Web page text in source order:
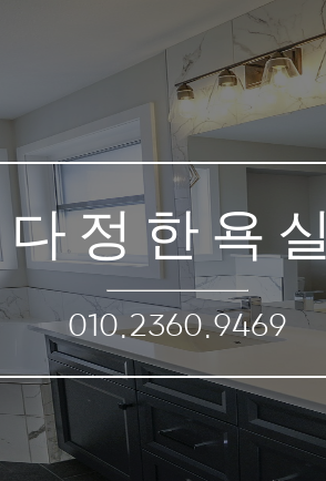
다정한욕실
010.2360.9469